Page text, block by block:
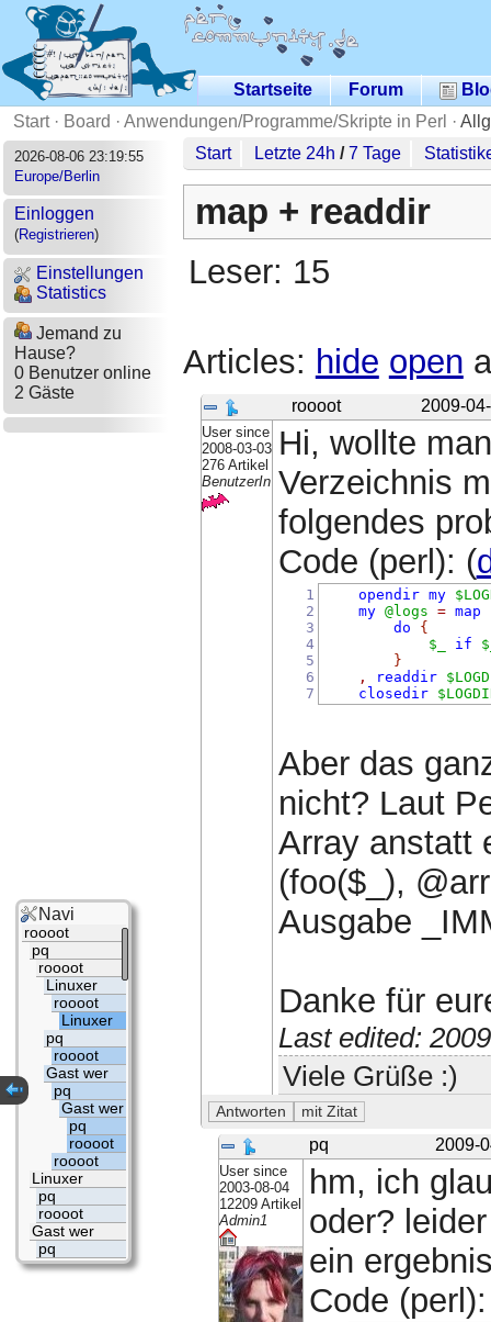
Startseite Forum
Start· Board · Anwendungen/Programme/Skripte in Perl ·
2026-08-06 23:19:55
Europe/Berlin
Einloggen
(Registrieren)
Einstellungen
Statistics
Jemand zu
Hause?
0 Benutzer online
2 Gäste
Start Letzte 24h /7 Tage
map + readdir
Leser: 15
Articles: hide open
roooot 2009-
User since
2008-03-03
276 Artikel
BenutzerIn
Hi, wollte
Verzeichnis
folgendes
Code (perl): (
1
2
3
4
5
6
7
opendir my
my @logs = map
do
{
$_
if
}
,
readdir
closedir
Aber das
nicht? Laut
Array anstatt
(foo($_),
Ausgabe
Danke für
Last edited:
Viele Grüße :)
pq 2009-
User since
2003-08-04
12209 Artikel
Admin1
hm, ich
oder?
ein
Code
Navi
roooot
pq
roooot
Linuxer
roooot
Linuxer
pq
roooot
Gast wer
pq
Gast wer
pq
roooot
roooot
Linuxer
pq
roooot
Gast wer
pq